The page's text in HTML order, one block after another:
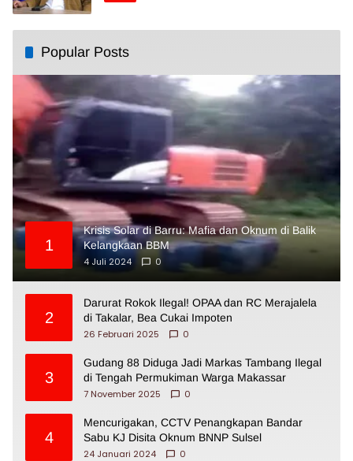
Popular Posts
1
Krisis Solar di Barru: Mafia dan Oknum di Balik
Kelangkaan BBM
4 Juli 2024
0
2
Darurat Rokok Ilegal! OPAA dan RC Merajalela
di Takalar, Bea Cukai Impoten
26 Februari 2025
0
3
Gudang 88 Diduga Jadi Markas Tambang Ilegal
di Tengah Permukiman Warga Makassar
7 November 2025
0
4
Mencurigakan, CCTV Penangkapan Bandar
Sabu KJ Disita Oknum BNNP Sulsel
24 Januari 2024
0